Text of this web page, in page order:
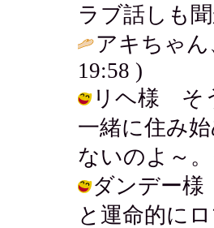
ラブ話しも
アキちゃ
19:58 )
リヘ様 そ
一緒に住み
ないのよ～
ダンデー様
と運命的に